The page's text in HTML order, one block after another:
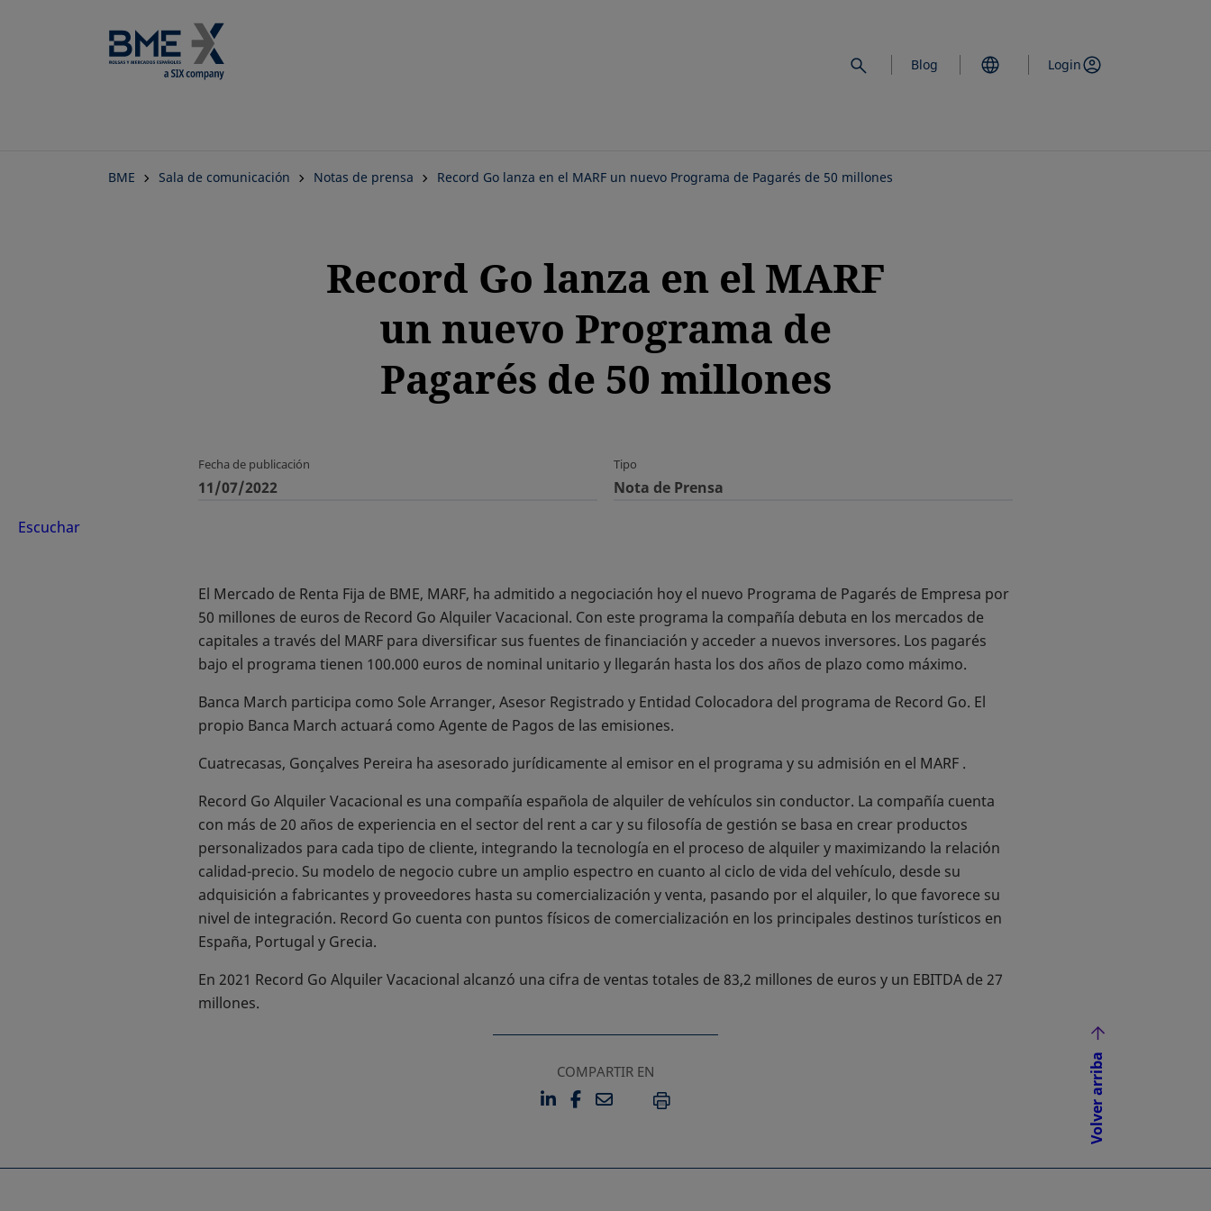
Blog Login
BME Sala de comunicación Notas de prensa Record Go lanza en el MARF un nuevo Programa de Pagarés de 50 millones
Record Go lanza en el MARF
un nuevo Programa de
Pagarés de 50 millones
Fecha de publicación
11/07/2022
Tipo
Nota de Prensa
Escuchar
El Mercado de Renta Fija de BME, MARF, ha admitido a negociación hoy el nuevo Programa de Pagarés de Empresa por
50 millones de euros de Record Go Alquiler Vacacional. Con este programa la compañía debuta en los mercados de
capitales a través del MARF para diversificar sus fuentes de financiación y acceder a nuevos inversores. Los pagarés
bajo el programa tienen 100.000 euros de nominal unitario y llegarán hasta los dos años de plazo como máximo.
Banca March participa como Sole Arranger, Asesor Registrado y Entidad Colocadora del programa de Record Go. El
propio Banca March actuará como Agente de Pagos de las emisiones.
Cuatrecasas, Gonçalves Pereira ha asesorado jurídicamente al emisor en el programa y su admisión en el MARF .
Record Go Alquiler Vacacional es una compañía española de alquiler de vehículos sin conductor. La compañía cuenta
con más de 20 años de experiencia en el sector del rent a car y su filosofía de gestión se basa en crear productos
personalizados para cada tipo de cliente, integrando la tecnología en el proceso de alquiler y maximizando la relación
calidad-precio. Su modelo de negocio cubre un amplio espectro en cuanto al ciclo de vida del vehículo, desde su
adquisición a fabricantes y proveedores hasta su comercialización y venta, pasando por el alquiler, lo que favorece su
nivel de integración. Record Go cuenta con puntos físicos de comercialización en los principales destinos turísticos en
España, Portugal y Grecia.
En 2021 Record Go Alquiler Vacacional alcanzó una cifra de ventas totales de 83,2 millones de euros y un EBITDA de 27
millones.
COMPARTIR EN
LINKEDIN
SE ABRE EN UNA PESTAÑA NUEVA
FACEBOOK
SE ABRE EN UNA PESTAÑA NUEVA
EMAILIMPRIMIR Volver arriba